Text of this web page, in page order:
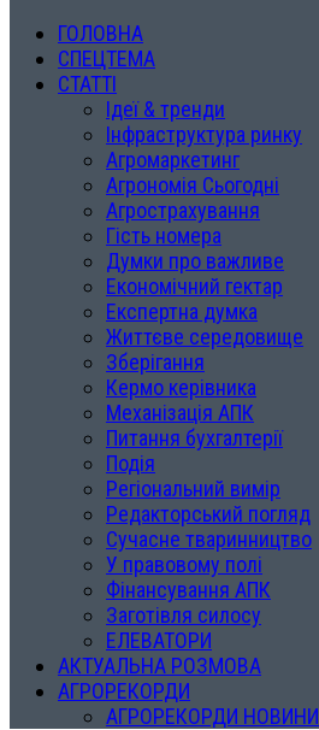
ГОЛОВНА
СПЕЦТЕМА
СТАТТІ
Ідеї & тренди
Інфраструктура ринку
Агромаркетинг
Агрономія Сьогодні
Агрострахування
Гість номера
Думки про важливе
Економічний гектар
Експертна думка
Життєве середовище
Зберігання
Кермо керівника
Механізація АПК
Питання бухгалтерії
Подія
Регіональний вимір
Редакторський погляд
Сучасне тваринництво
У правовому полі
Фінансування АПК
Заготівля силосу
ЕЛЕВАТОРИ
АКТУАЛЬНА РОЗМОВА
АГРОРЕКОРДИ
АГРОРЕКОРДИ НОВИНИ